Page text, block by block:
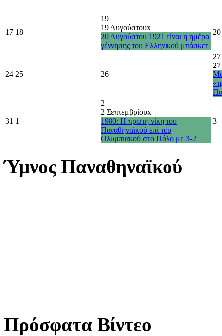
17 18
19
19 Αυγούστουx
20 Αυγούστου 1921 είναι η ημέρα
γέννησης του Ελληνικού μπάσκετ
20
24 25 26
27
31 1
2
2 Σεπτεμβρίουx
1980: Η πρώτη νίκη του
Παναθηναϊκού επί του
Ολυμπιακού στο Πόλο με 3-2
3
Ύμνος Παναθηναϊκού
Πρόσφατα Βίντεο